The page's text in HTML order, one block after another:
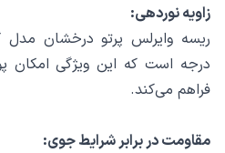
زاویه نوردهی:
درجه است که این ویژگی امکان
فراهم می‌کند.
مقاومت در برابر شرایط جوی: